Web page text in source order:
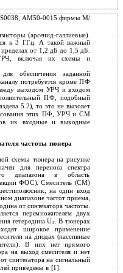
AM50-0015 фирмы M/
(арсенид-галлиевые).
к 3 ГГц. А такой важный
пределах от 1,2 дБ до 1,5 дБ.
УРЧ, включая их схемы и
обеспечения заданной
потребуется кроме ПФ
выходом УРЧ и входом
ПФ, подобный
5.2), то это не вызовет
этих ПФ, УРЧ и СМ
их входные и выходные
частоты тюнера
схемы тюнера на рисунке
для переноса спектра
диапазона в область
ФОС). Смеситель (СМ)
на один вход
диапазоне частот приема,
от синтезатора частоты.
перемножителем двух
гетеродина UГ. В тюнерах
широкое применение
на диодах (пассивные
В них нет прямого
на выход смесителя и нет
синтезатора на сигнальный
приведены в [1].